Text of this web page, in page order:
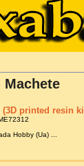
Machete
(3D printed resin
Hobby (Ua) ...